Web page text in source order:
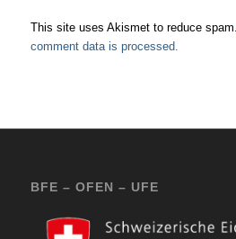
This site uses Akismet to reduce spam.
comment data is processed.
BFE – OFEN – UFE